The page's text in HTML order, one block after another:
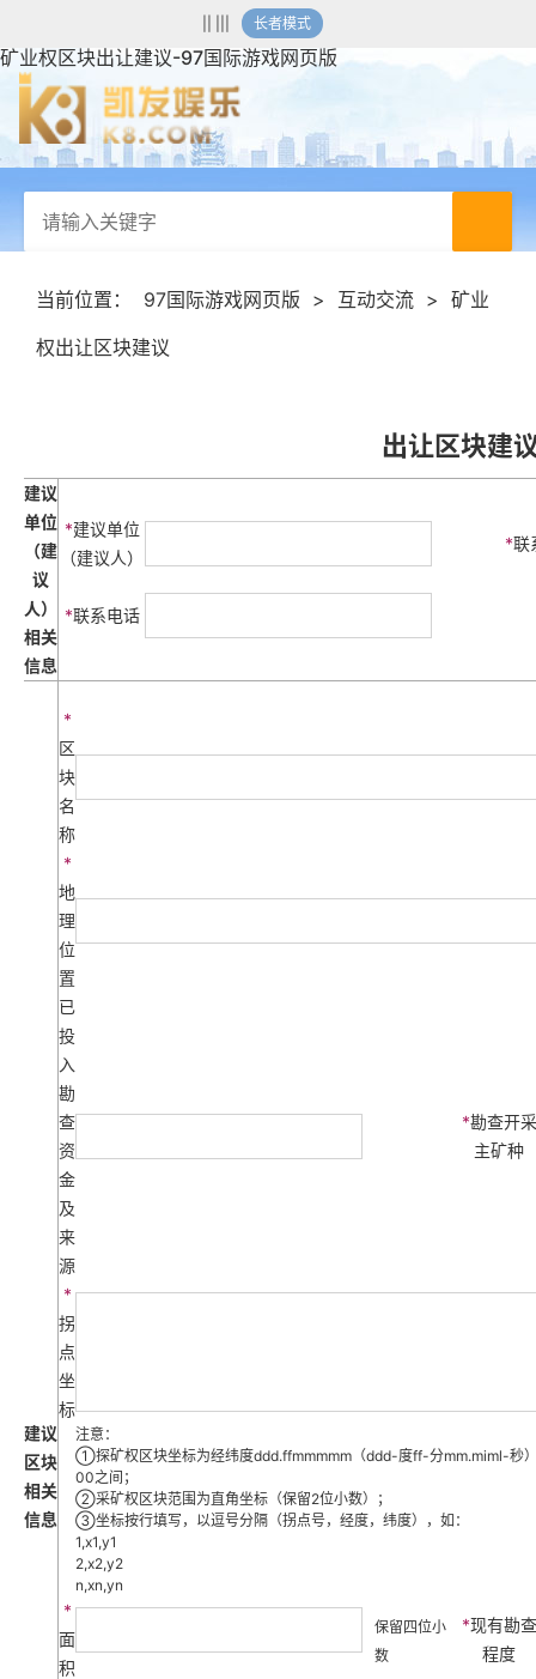
长者模式
矿业权区块出让建议-97国际游戏网页版
当前位置： 97国际游戏网页版 > 互动交流 > 矿业
权出让区块建议
出让区块建
建议
单位
（建
议
人）
相关
信息
*建议单位
（建议人）
*联
*联系电话
建议
区块
相关
信息
*
区
块
名
称
*
地
理
位
置
已
投
入
勘
查
资
金
及
来
源
*勘查开采
主矿种
*
拐
点
坐
标
注意：
①探矿权区块坐标为经纬度ddd.ffmmmmm（ddd-度ff-分mm.miml-秒
00之间；
②采矿权区块范围为直角坐标（保留2位小数）；
③坐标按行填写，以逗号分隔（拐点号，经度，纬度），如：
1,x1,y1
2,x2,y2
n,xn,yn
*
面
积
保留四位小
数
*现有勘查
程度